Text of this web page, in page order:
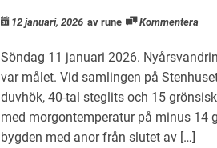
12 januari, 2026 av rune Kommentera
Söndag 11 januari 2026.
var målet. Vid samlingen på
duvhök, 40-tal steglits och 15
med morgontemperatur på minus 14
bygden med anor från slutet av […]